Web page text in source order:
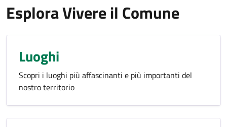
Esplora Vivere il Comune
Luoghi
Scopri i luoghi più affascinanti e più importanti del
nostro territorio